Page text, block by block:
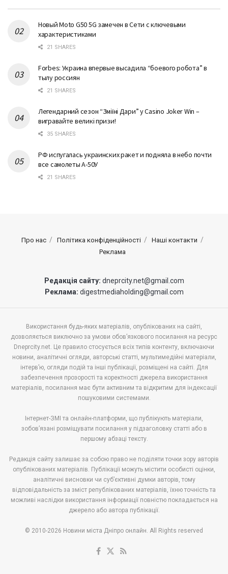
Новый Moto G50 5G замечен в Сети с ключевыми
характеристиками
21 SHARES
Forbes: Украина впервые высадила “боевого робота” в
тылу россиян
21 SHARES
Легендарний сезон “Змiїнi Дари” у Casino Joker Win –
вигравайте великі призи!
35 SHARES
РФ испугалась украинских ракет и подняла в небо почти
все самолеты А-50У
21 SHARES
Про нас Політика конфіденційності
Наші контакти
Реклама
Редакція сайту: dneprcity.net@gmail.com
Реклама: digestmediaholding@gmail.com
Використання будь-яких матеріалів, опублікованих на сайті,
дозволяється виключно за умови обов’язкового посилання на ресурс
Dneprcity.net. Це правило стосується всіх типів контенту, включаючи
новини, аналітичні огляди, авторські статті, мультимедійні матеріали,
інтерв’ю, огляди подій та інші публікації, розміщені на сайті. Для
забезпечення прозорості та коректності джерела використання
матеріалів, посилання має бути активним та відкритим для індексації
пошуковими системами.
Інтернет-ЗМІ та онлайн-платформи, що публікують матеріали,
зобов’язані розміщувати посилання у підзаголовку статті або в
першому абзаці тексту.
Редакція сайту залишає за собою право не поділяти точки зору авторів
опублікованих матеріалів. Публікації можуть містити особисті оцінки,
аналітичні висновки чи суб’єктивні думки авторів, тому
відповідальність за зміст републікованих матеріалів, їхню точність та
можливі наслідки використання інформації повністю покладається на
джерело або автора публікації.
© 2010-2026 Новини міста Дніпро онлайн. All Rights reserved